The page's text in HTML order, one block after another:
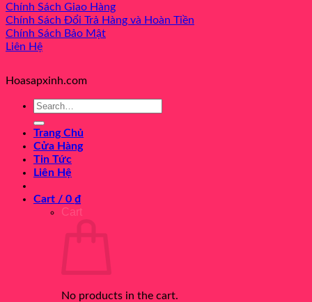
Chính Sách Giao Hàng
Chính Sách Đổi Trả Hàng và Hoàn Tiền
Chính Sách Bảo Mật
Liên Hệ
Hoasapxinh.com
Search
Trang Chủ
Cửa Hàng
Tin Tức
Liên Hệ
Cart / 0 ₫
Cart
No products in the cart.